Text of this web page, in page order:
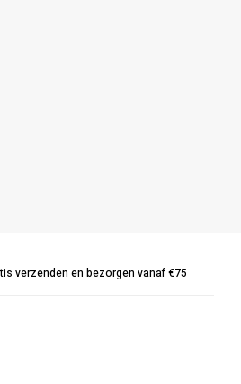
verzenden en bezorgen vanaf €75